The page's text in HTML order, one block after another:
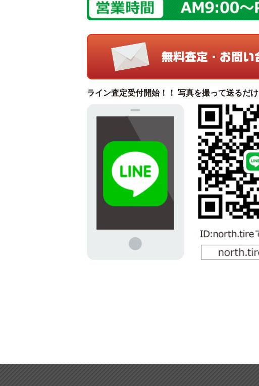
ライン査定受付開始！！ 写真を撮って送るだけ